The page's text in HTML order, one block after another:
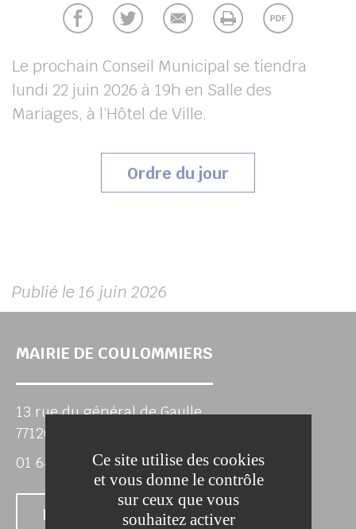
Le prochain Conseil Municipal se tiendra
lundi 22 juin 2026 à 19h en Salle des
Mariages, à l’Hôtel de Ville.
Ordre du jour(s’ouvrira dans
Publié le 16 juin 2026
MAIRIE DE COULOMMIERS
13 rue du général de Gaulle
77120 COULOMMIERS
01 64 75 80 00
Nous contacter
Ce site utilise des cookies
et vous donne le contrôle
sur ceux que vous
souhaitez activer